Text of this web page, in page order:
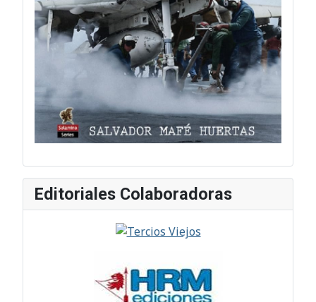
Editoriales Colaboradoras